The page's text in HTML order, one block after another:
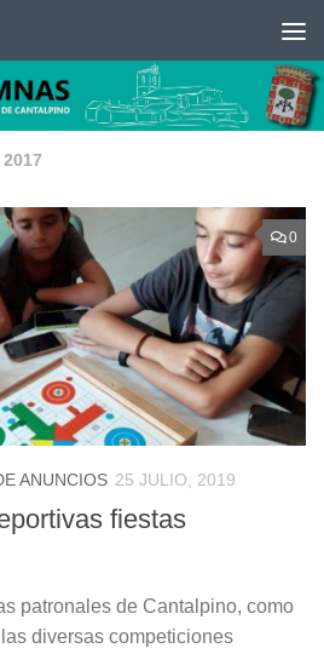
0
ANUNCIOS 25 JULIO, 2019
fiestas
patronales de Cantalpino, como
diversas competiciones